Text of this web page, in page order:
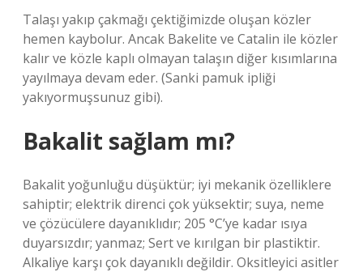
Talaşı yakıp çakmağı çektiğimizde oluşan közler
hemen kaybolur. Ancak Bakelite ve Catalin ile közler
kalır ve közle kaplı olmayan talaşın diğer kısımlarına
yayılmaya devam eder. (Sanki pamuk ipliği
yakıyormuşsunuz gibi).
Bakalit sağlam mı?
Bakalit yoğunluğu düşüktür; iyi mekanik özelliklere
sahiptir; elektrik direnci çok yüksektir; suya, neme
ve çözücülere dayanıklıdır; 205 °C’ye kadar ısıya
duyarsızdır; yanmaz; Sert ve kırılgan bir plastiktir.
Alkaliye karşı çok dayanıklı değildir. Oksitleyici asitler